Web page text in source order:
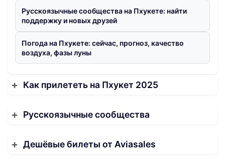
Русскоязычные сообщества на Пхукете: найти
поддержку и новых друзей
Погода на Пхукете: сейчас, прогноз, качество
воздуха, фазы луны
Как прилететь на Пхукет 2025
Русскоязычные сообщества
Дешёвые билеты от Aviasales